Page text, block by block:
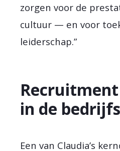
zorgen voor de
cultuur — en voor
leiderschap.”
in de
Een van Claudia’s